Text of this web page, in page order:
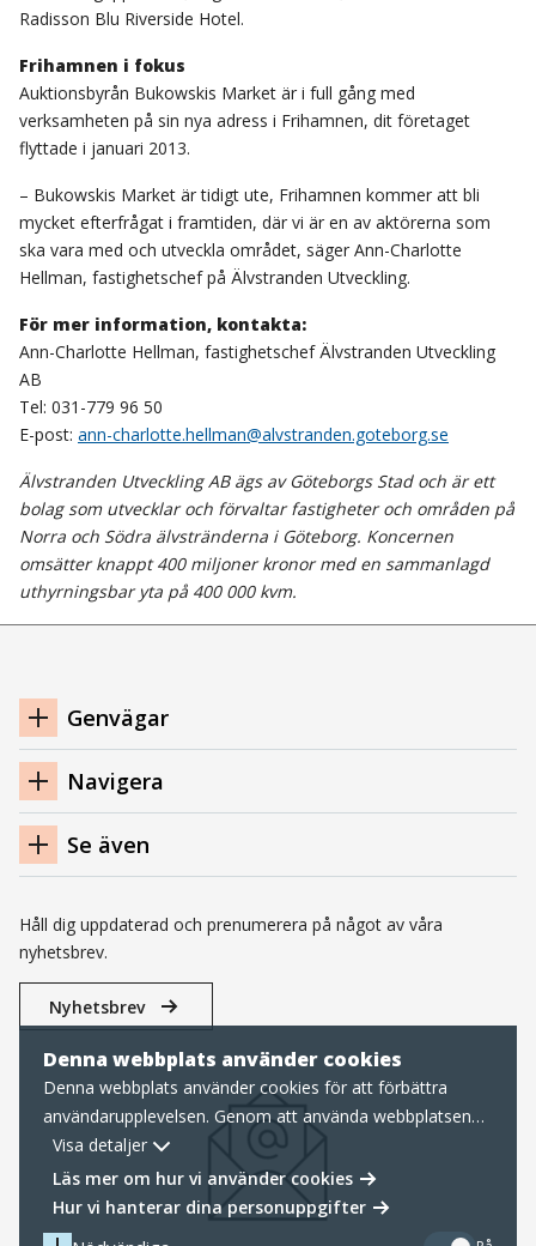
Denna webbplats använder cookies
Denna webbplats använder cookies för att förbättra
användarupplevelsen. Genom att använda webbplatsen
samtycker du till nödvändiga cookies, läs mer nedan om
hur vi hanterar cookies samt personuppgifter.
Visa detaljer
Läs mer om hur vi använder cookies
Hur vi hanterar dina personuppgifter
Radisson Blu Riverside Hotel.
Frihamnen i fokus
Auktionsbyrån Bukowskis Market är i full gång med
verksamheten på sin nya adress i Frihamnen, dit företaget
flyttade i januari 2013.
– Bukowskis Market är tidigt ute, Frihamnen kommer att bli
mycket efterfrågat i framtiden, där vi är en av aktörerna som
ska vara med och utveckla området, säger Ann-Charlotte
Hellman, fastighetschef på Älvstranden Utveckling.
För mer information, kontakta:
Ann-Charlotte Hellman, fastighetschef Älvstranden Utveckling
AB
Tel: 031-779 96 50
E-post: ann-charlotte.hellman@alvstranden.goteborg.se
Älvstranden Utveckling AB ägs av Göteborgs Stad och är ett
bolag som utvecklar och förvaltar fastigheter och områden på
Norra och Södra älvstränderna i Göteborg. Koncernen
omsätter knappt 400 miljoner kronor med en sammanlagd
uthyrningsbar yta på 400 000 kvm.
Navigation
sidfot
Genvägar
Navigera
Se även
Håll dig uppdaterad och prenumerera på något av våra
nyhetsbrev.
Nyhetsbrev